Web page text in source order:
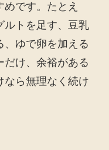
です。たとえ
ルトを足す、豆乳
、ゆで卵を加える
だけ、余裕がある
なら無理なく続け